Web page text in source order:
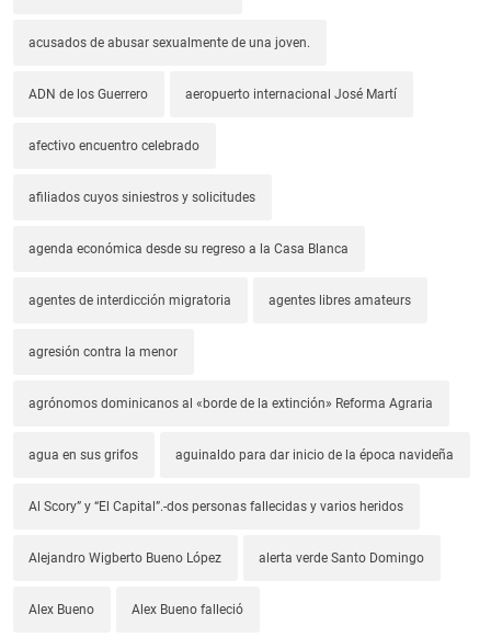
acusados de abusar sexualmente de una joven.
ADN de los Guerrero aeropuerto internacional José Martí
afectivo encuentro celebrado
afiliados cuyos siniestros y solicitudes
agenda económica desde su regreso a la Casa Blanca
agentes de interdicción migratoria agentes libres amateurs
agresión contra la menor
agrónomos dominicanos al «borde de la extinción» Reforma Agraria
agua en sus grifos aguinaldo para dar inicio de la época navideña
Al Scory” y “El Capital”.-dos personas fallecidas y varios heridos
Alejandro Wigberto Bueno López alerta verde Santo Domingo
Alex Bueno Alex Bueno falleció